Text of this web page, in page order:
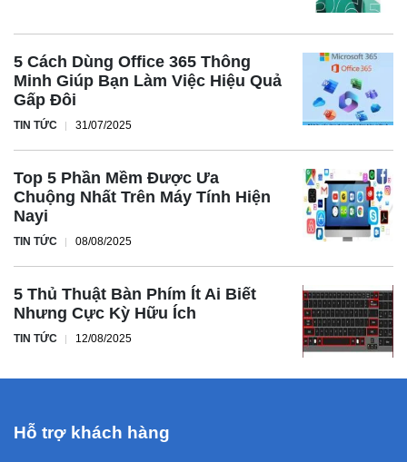
5 Cách Dùng Office 365 Thông
Minh Giúp Bạn Làm Việc Hiệu Quả
Gấp Đôi
TIN TỨC 31/07/2025
Top 5 Phần Mềm Được Ưa
Chuộng Nhất Trên Máy Tính Hiện
Nayi
TIN TỨC 08/08/2025
5 Thủ Thuật Bàn Phím Ít Ai Biết
Nhưng Cực Kỳ Hữu Ích
TIN TỨC 12/08/2025
Hỗ trợ khách hàng